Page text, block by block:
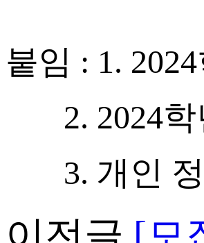
붙임 : 1. 2024
2. 2024학
3. 개인